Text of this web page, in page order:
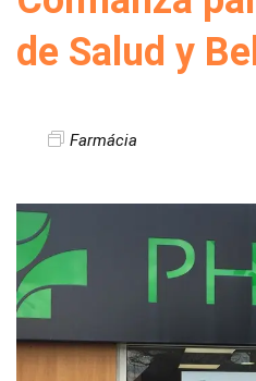
de Salud y
Farmácia